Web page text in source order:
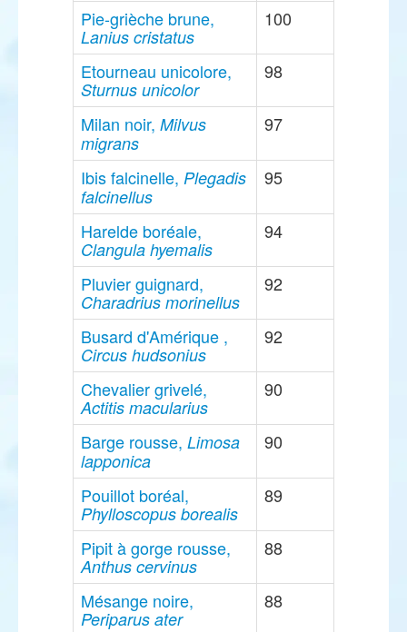
Pie-grièche brune,
Lanius cristatus
100
Etourneau unicolore,
Sturnus unicolor
98
Milan noir, Milvus
migrans
97
Ibis falcinelle, Plegadis
falcinellus
95
Harelde boréale,
Clangula hyemalis
94
Pluvier guignard,
Charadrius morinellus
92
Busard d'Amérique ,
Circus hudsonius
92
Chevalier grivelé,
Actitis macularius
90
Barge rousse, Limosa
lapponica
90
Pouillot boréal,
Phylloscopus borealis
89
Pipit à gorge rousse,
Anthus cervinus
88
Mésange noire,
Periparus ater
88